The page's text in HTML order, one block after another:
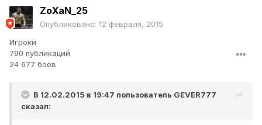
ZoXaN_25
Опубликовано: 12 февраля, 2015
Игроки
790 публикаций
24 677 боёв
В 12.02.2015 в 19:47 пользователь GEVER777
сказал: